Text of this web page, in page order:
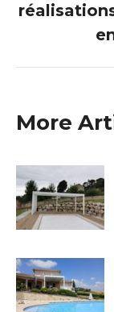
More